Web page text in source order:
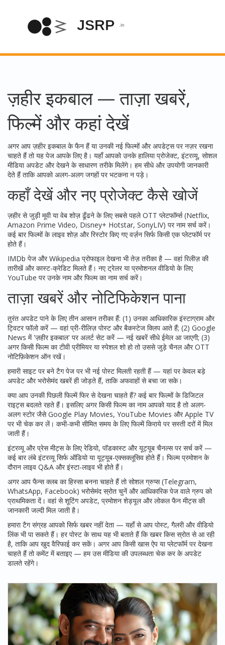
ज़हीर इकबाल — ताज़ा खबरें,
फिल्में और कहां देखें
अगर आप ज़हीर इकबाल के फैन हैं या उनकी नई फिल्मों और अपडेट्स पर नज़र रखना
चाहते हैं तो यह पेज आपके लिए है। यहाँ आपको उनके हालिया प्रोजेक्ट, इंटरव्यू, सोशल
मीडिया अपडेट और देखने के साधारण तरीके मिलेंगे। हम सीधे और उपयोगी जानकारी
देते हैं ताकि आपको अलग-अलग जगहों पर भटकना न पड़े।
कहाँ देखें और नए प्रोजेक्ट कैसे खोजें
ज़हीर से जुड़ी मूवी या वेब शोज़ ढूँढने के लिए सबसे पहले OTT प्लेटफॉर्म्स (Netflix,
Amazon Prime Video, Disney+ Hotstar, SonyLIV) पर नाम सर्च करें।
कई बार फिल्मों के लाइव शोज़ और रिस्टोर किए गए वर्ज़न सिर्फ किसी एक प्लेटफॉर्म पर
होते हैं।
IMDb पेज और Wikipedia प्रोफाइल देखना भी तेज़ तरीका है — वहां रिलीज़ की
तारीखें और कास्ट-क्रेडिट मिलते हैं। नए ट्रेलर या प्रमोशनल वीडियो के लिए
YouTube पर उनके नाम और फिल्म का नाम सर्च करें।
ताज़ा खबरें और नोटिफिकेशन पाना
तुरंत अपडेट पाने के लिए तीन आसान तरीका हैं: (1) उनका आधिकारिक इंस्टाग्राम और
ट्विटर फॉलो करें — वहां प्री-रीलिज़ पोस्ट और बैकस्टेज क्लिप आते हैं; (2) Google
News में 'ज़हीर इकबाल' पर अलर्ट सेट करें — नई खबरें सीधे ईमेल आ जाएगी; (3)
अगर किसी फिल्म का टीवी प्रीमियर या स्पेशल शो हो तो उससे जुड़े चैनल और OTT
नोटिफ़िकेशन ऑन रखें।
हमारी साइट पर बने टैग पेज पर भी नई पोस्ट मिलती रहती हैं — यहां पर केवल बड़े
अपडेट और भरोसेमंद खबरें ही जोड़ते हैं, ताकि अफवाहों से बचा जा सके।
क्या आप उनकी पिछली फिल्में फिर से देखना चाहते हैं? कई बार फिल्मों के डिजिटल
राइट्स बदलते रहते हैं। इसलिए अगर किसी फिल्म का नाम आपको याद है तो अलग-
अलग स्टोर जैसे Google Play Movies, YouTube Movies और Apple TV
पर भी चेक कर लें। कभी-कभी सीमित समय के लिए फिल्में किराये पर सस्ती दरों में मिल
जाती हैं।
इंटरव्यू और प्रेस मीट्स के लिए रेडियो, पॉडकास्ट और यूट्यूब चैनल्स पर सर्च करें —
कई बार लंबे इंटरव्यू सिर्फ ऑडियो या यूट्यूब-एक्सक्लूसिव होते हैं। फिल्म प्रमोशन के
दौरान लाइव Q&A और इंस्टा-लाइव भी होते हैं।
अगर आप फैन्स क्लब का हिस्सा बनना चाहते हैं तो सोशल ग्रुप्स (Telegram,
WhatsApp, Facebook) भरोसेमंद स्रोत चुनें और आधिकारिक पेज वाले ग्रुप को
प्राथमिकता दें। वहां से शूटिंग अपडेट, प्रमोशन शेड्यूल और लोकल फैन मीट्स की
जानकारी जल्दी मिल जाती है।
हमारा टैग संग्रह आपको सिर्फ खबर नहीं देता — यहाँ से आप पोस्ट, गैलरी और वीडियो
लिंक भी पा सकते हैं। हर पोस्ट के साथ यह भी बताते हैं कि खबर किस स्रोत से आ रही
है, ताकि आप खुद वैरिफाई कर सकें। अगर आप किसी खास ऐप या प्लेटफॉर्म पर देखना
चाहते हैं तो कमेंट में बताइए — हम उस मीडिया की उपलब्धता चेक कर के अपडेट
डालते रहेंगे।